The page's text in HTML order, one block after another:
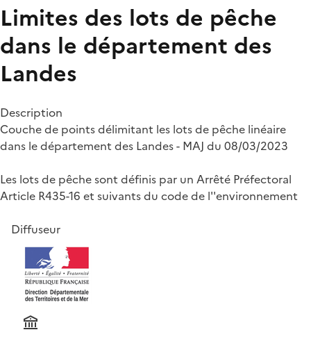
Limites des lots de pêche
dans le département des
Landes
Description
Couche de points délimitant les lots de pêche linéaire
dans le département des Landes - MAJ du 08/03/2023
Les lots de pêche sont définis par un Arrêté Préfectoral
Article R435-16 et suivants du code de l''environnement
Diffuseur